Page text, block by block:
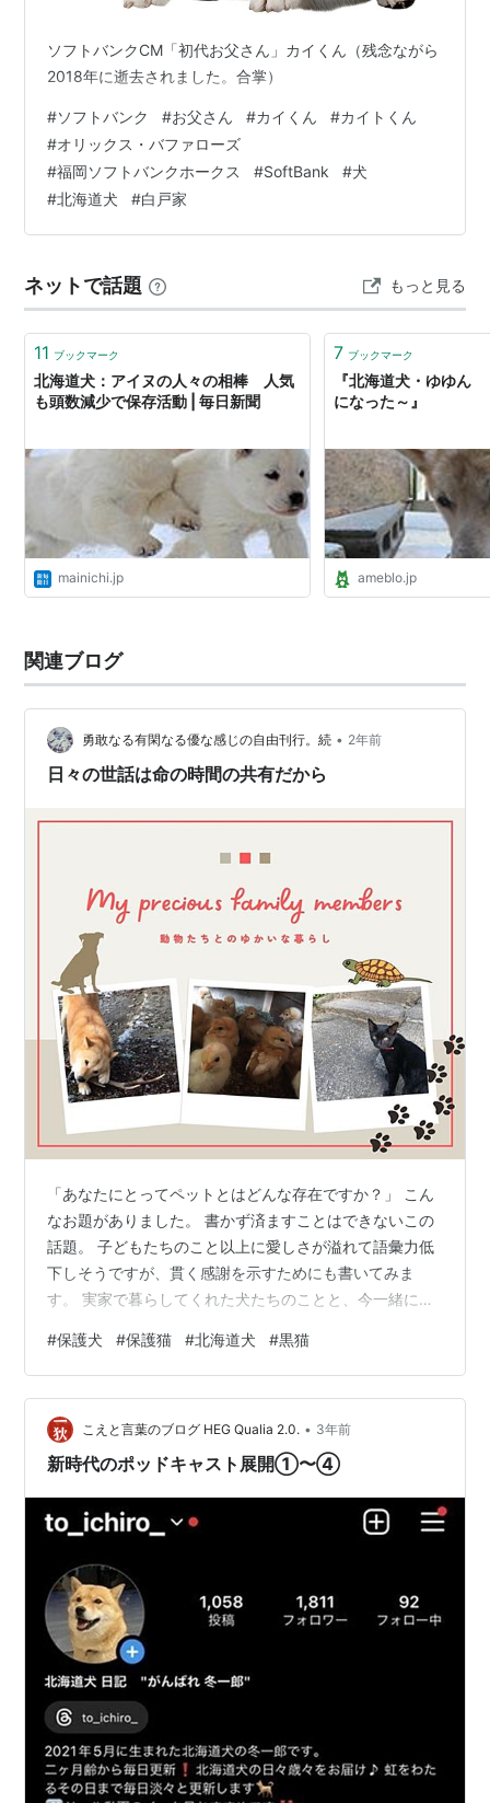
ソフトバンクCM「初代お父さん」カイくん（残念ながら
2018年に逝去されました。合掌）
#ソフトバンク #お父さん #カイくん #カイトくん
#オリックス・バファローズ
#福岡ソフトバンクホークス #SoftBank #犬
#北海道犬 #白戸家
ネットで話題 もっと見る
11 ブックマーク
北海道犬：アイヌの人々の相棒 人気
も頭数減少で保存活動 | 毎日新聞
mainichi.jp
7 ブックマーク
『北海道犬・ゆゆ
になった～』
ameblo.jp
関連ブログ
勇敢なる有閑なる優な感じの自由刊行。続 • 2年前
日々の世話は命の時間の共有だから
「あなたにとってペットとはどんな存在ですか？」 こん
なお題がありました。 書かず済ますことはできないこの
話題。 子どもたちのこと以上に愛しさが溢れて語彙力低
下しそうですが、貫く感謝を示すためにも書いてみま
す。 実家で暮らしてくれた犬たちのことと、今一緒に居
ュッとまとめてみます。 お祭りの金魚以上の生き物と初
めて暮らすことを実感したのは、小学校５年生のときに
迎えた黒い犬がきっかけでした。 ひとつ上の姉たっての
リクエストで、お隣の犬好きな方のお散歩仲間のところ
で生まれた仔犬を引き取ることになったのです。 プード
#保護犬 #保護猫 #北海道犬 #黒猫
こえと言葉のブログ HEG Qualia 2.0. • 3年前
新時代のポッドキャスト展開①〜④